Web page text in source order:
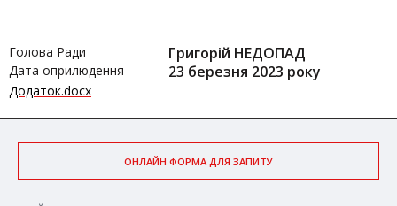
Додаток.docx
Голова Ради Григорій НЕДОПАД
Дата оприлюдення 23 березня 2023 року
ОНЛАЙН ФОРМА ДЛЯ ЗАПИТУ